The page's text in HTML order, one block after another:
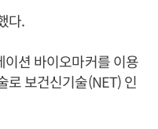
다.
션 바이오마커를 이용
로 보건신기술(NET) 인